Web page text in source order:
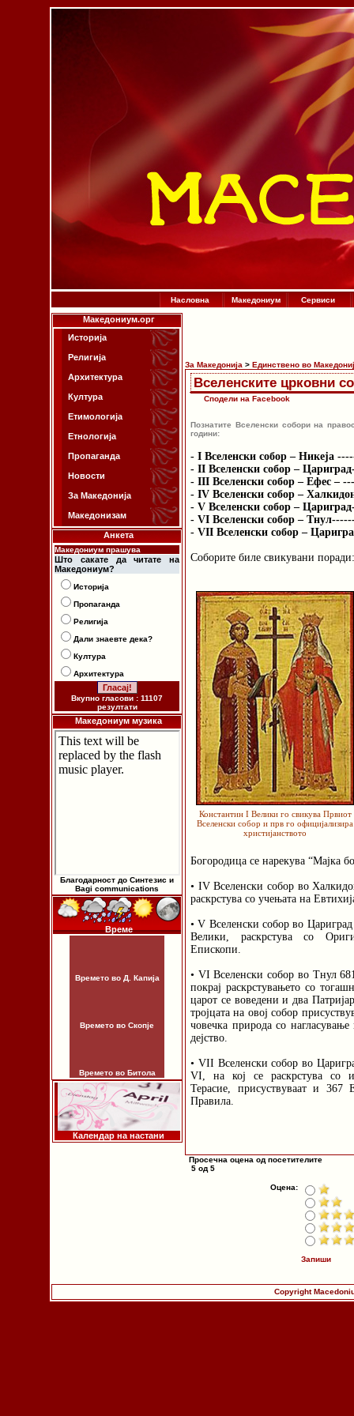
Насловна Македониум Сервиси
Македониум.орг
Историја
Религија
Архитектура
Култура
Етимологија
Етнологија
Пропаганда
Новости
За Македонија
Македонизам
Анкета
Македониум прашува
Што сакате да читате на
Македониум?
Историја
Пропаганда
Религија
Дали знаевте дека?
Култура
Архитектура
Вкупно гласови : 11107
резултати
Македониум музика
Благодарност до Синтезис и
Bagi communications
Време
Времето во Д. Капија
Времето во Скопје
Времето во Битола
Календар на настани
За Македонија > Единствено во
Вселенските црковни
Сподели на Facebook
Познатите Вселенски собори на
години:
- I Вселенски собор – Никеја
- II Вселенски собор –
- III Вселенски собор – Ефес –
- IV Вселенски собор –
- V Вселенски собор –
- VI Вселенски собор –
- VII Вселенски собор –
Соборите биле свикувани поради:
Константин I Велики го свикува Првиот
Вселенски собор и прв го официјализира
христијанството
Богородица се нарекува “Мајка
• IV Вселенски собор во
раскрстува со учењата на
• V Вселенски собор во
Велики, раскрстува со
Епископи.
• VI Вселенски собор во Тнул
покрај раскрстувањето со
царот се воведени и два
тројцата на овој собор
човечка природа со
дејство.
• VII Вселенски собор во
VI, на кој се раскрстува со
Терасие, присуствуваат и
Правила.
Просечна оцена од посетителите
5 од 5
Оцена:
Запиши
Copyright